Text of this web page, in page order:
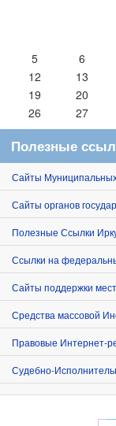
5
6
12
13
19
20
26
27
Полезные
Сайты Муниципальных
Сайты органов
Полезные Ссылки
Ссылки на
Сайты поддержки
Средства массовой
Правовые Интернет-
Судебно-